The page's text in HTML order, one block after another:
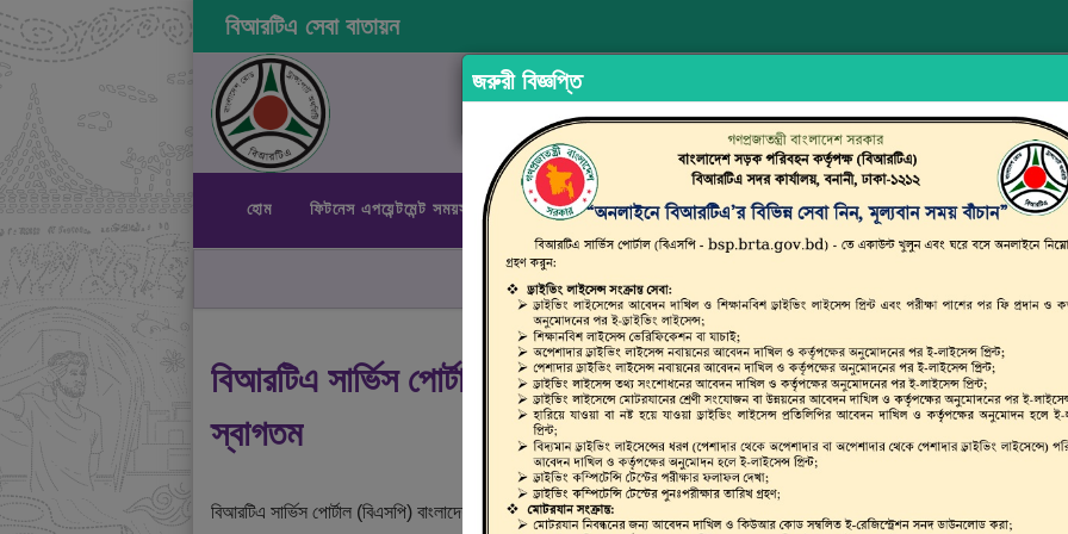
বিআরটিএ সেবা বাতায়ন
হোম ফিটনেস এপয়েন্টমেন্ট সময়সূচী রাইড শেয়ারিং অভিযোগ/মতামত দিন ইউজার ম্যানুয়াল
ছাত্র জনতার
জরুরী বিজ্ঞপ্তি
বিআরটিএ সার্ভিস পোর্টালে
স্বাগতম
বিআরটিএ সার্ভিস পোর্টাল (বিএসপি) বাংলাদেশ রোড ট্রান্সপোর্ট অথরিটি (বিআরটিএ)